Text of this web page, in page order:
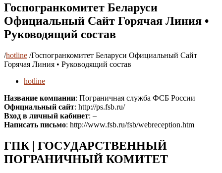
Госпогранкомитет Беларуси
Официальный Сайт Горячая Линия •
Руководящий состав
/hotline /Госпогранкомитет Беларуси Официальный Сайт
Горячая Линия • Руководящий состав
hotline
Название компании: Пограничная служба ФСБ России
Официальный сайт: http://ps.fsb.ru/
Вход в личный кабинет: –
Написать письмо: http://www.fsb.ru/fsb/webreception.htm
ГПК | ГОСУДАРСТВЕННЫЙ
ПОГРАНИЧНЫЙ КОМИТЕТ